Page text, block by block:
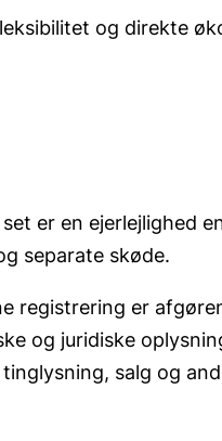
og direkte
er en ejerlejlighed
separate skøde.
registrering er
og juridiske
salg og